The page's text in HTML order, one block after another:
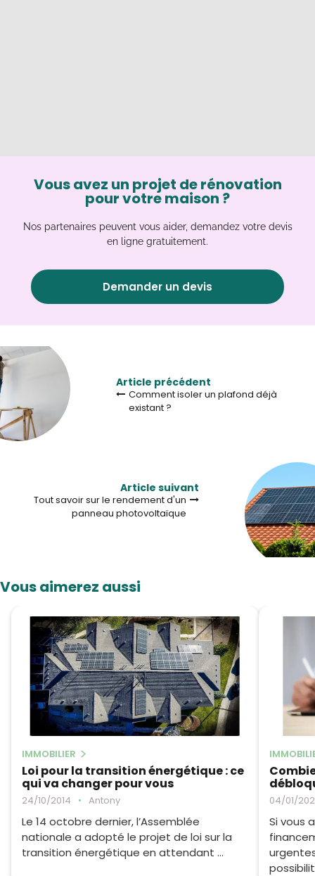
Vous avez un projet de rénovation
pour votre maison ?
Nos partenaires peuvent vous aider, demandez votre devis
en ligne gratuitement.
Demander un devis
Article précédent
Comment isoler un plafond déjà
existant ?
Article suivant
Tout savoir sur le rendement d'un
panneau photovoltaïque
Vous aimerez aussi
IMMOBILIER
Loi pour la transition énergétique : ce
qui va changer pour vous
24/10/2014 • Antony
Le 14 octobre dernier, l’Assemblée
nationale a adopté le projet de loi sur la
transition énergétique en attendant ...
04/01/
Si vous